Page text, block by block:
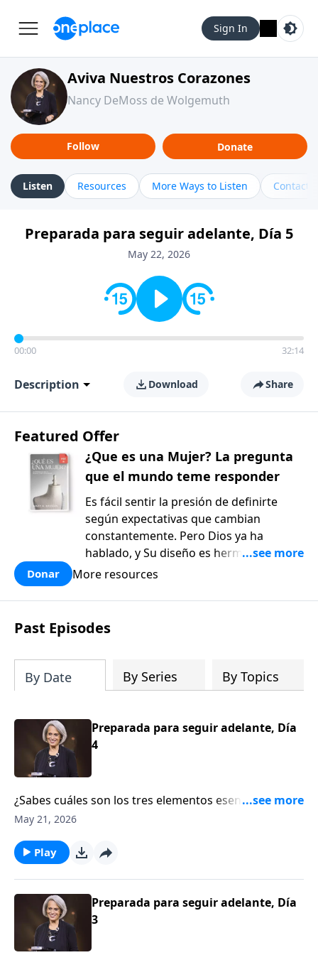
Sign In
Aviva Nuestros Corazones
Nancy DeMoss de Wolgemuth
Follow Donate
Listen Resources More Ways to Listen Contact
Preparada para seguir adelante, Día 5
May 22, 2026
00:00 32:14
Description Download Share
Featured Offer
¿Que es una Mujer? La pregunta
que el mundo teme responder
Es fácil sentir la presión de definirte
según expectativas que cambian
constantemente. Pero Dios ya ha
hablado, y Su diseño es hermoso y
bueno. ¿Qué es una mujer?: La pregunta
Kassian, es un recurso reflexivo y
fundamentado en la verdad bíblica que
te ayudará a afirmar tu manera de
diseño de Dios con una claridad
renovada.
Donar More resources
Past Episodes
By Date By Series By Topics
Preparada para seguir adelante, Día
4
¿Sabes cuáles son los tres elementos esenciales que
debes tener en tu planificación patrimonial?
conversación con invitadas especiales sobre cómo
administrar sabiamente tus finanzas. Escúchalas en
May 21, 2026
Play
Preparada para seguir adelante, Día
3